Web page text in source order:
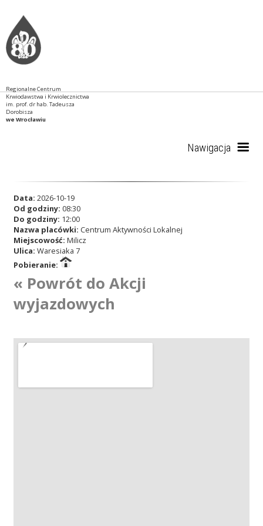
Regionalne Centrum
Krwiodawstwa i Krwiolecznictwa
im. prof. dr hab. Tadeusza
Dorobisza
we Wrocławiu
Nawigacja
RCKiK
Akcje wyjazdowe
Krwiodawcy
Szpitale
Data: 2026-10-19
Od godziny: 08:30
Do godziny: 12:00
Nazwa placówki: Centrum Aktywności Lokalnej
Miejscowość: Milicz
Ulica: Waresiaka 7
Pobieranie:
« Powrót do Akcji
wyjazdowych